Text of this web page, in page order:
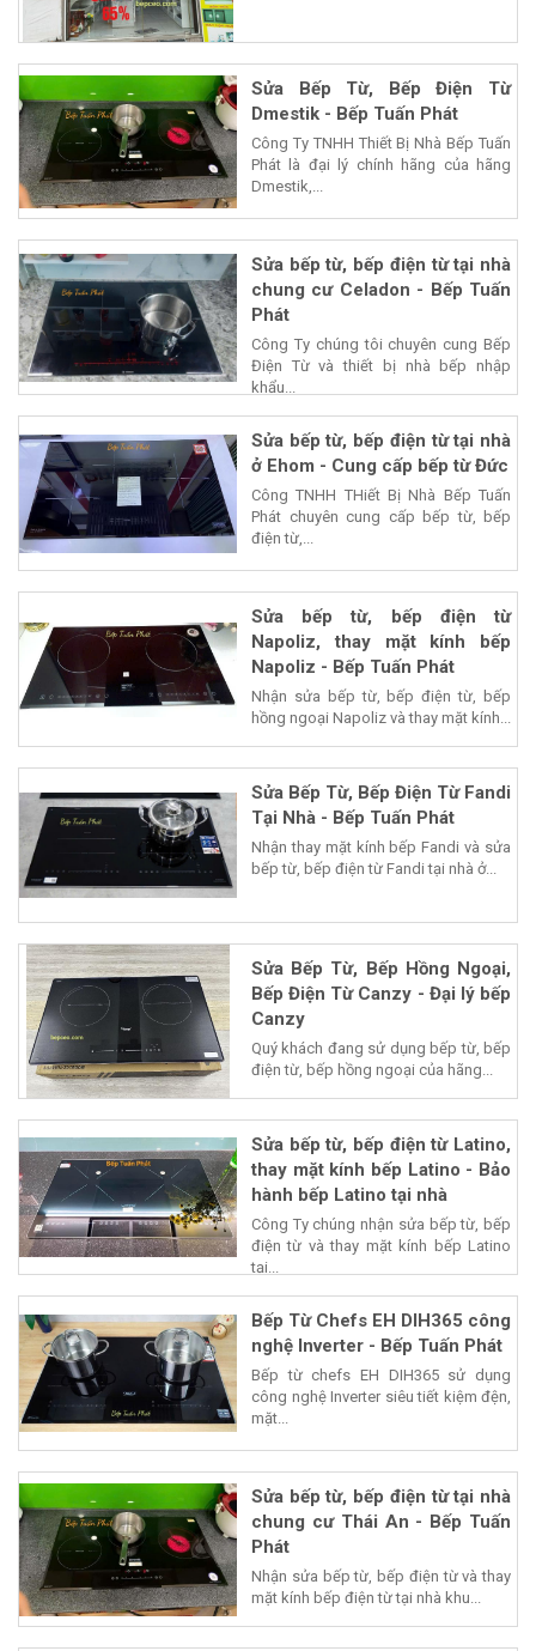
Sửa Bếp Từ, Bếp Điện Từ
Dmestik - Bếp Tuấn Phát
Công Ty TNHH Thiết Bị Nhà Bếp Tuấn
Phát là đại lý chính hãng của hãng
Dmestik,...
Sửa bếp từ, bếp điện từ tại nhà
chung cư Celadon - Bếp Tuấn
Phát
Công Ty chúng tôi chuyên cung Bếp
Điện Từ và thiết bị nhà bếp nhập
khẩu...
Sửa bếp từ, bếp điện từ tại nhà
ở Ehom - Cung cấp bếp từ Đức
Công TNHH THiết Bị Nhà Bếp Tuấn
Phát chuyên cung cấp bếp từ, bếp
điện từ,...
Sửa bếp từ, bếp điện từ
Napoliz, thay mặt kính bếp
Napoliz - Bếp Tuấn Phát
Nhận sửa bếp từ, bếp điện từ, bếp
hồng ngoại Napoliz và thay mặt kính...
Sửa Bếp Từ, Bếp Điện Từ Fandi
Tại Nhà - Bếp Tuấn Phát
Nhận thay mặt kính bếp Fandi và sửa
bếp từ, bếp điện từ Fandi tại nhà ở...
Sửa Bếp Từ, Bếp Hồng Ngoại,
Bếp Điện Từ Canzy - Đại lý bếp
Canzy
Quý khách đang sử dụng bếp từ, bếp
điện từ, bếp hồng ngoại của hãng...
Sửa bếp từ, bếp điện từ Latino,
thay mặt kính bếp Latino - Bảo
hành bếp Latino tại nhà
Công Ty chúng nhận sửa bếp từ, bếp
điện từ và thay mặt kính bếp Latino
tại...
Bếp Từ Chefs EH DIH365 công
nghệ Inverter - Bếp Tuấn Phát
Bếp từ chefs EH DIH365 sử dụng
công nghệ Inverter siêu tiết kiệm đện,
mặt...
Sửa bếp từ, bếp điện từ tại nhà
chung cư Thái An - Bếp Tuấn
Phát
Nhận sửa bếp từ, bếp điện từ và thay
mặt kính bếp điện từ tại nhà khu...